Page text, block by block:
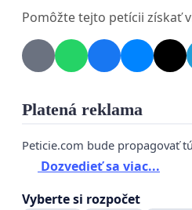
Pomôžte tejto petícii získať
Platená reklama
Peticie.com bude propagovať
Dozvedieť sa viac...
Vyberte si rozpočet